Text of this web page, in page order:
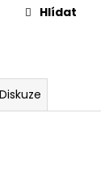
Hlídat
Diskuze